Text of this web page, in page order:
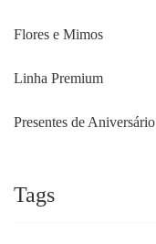
Flores e Mimos
Linha Premium
Presentes de Aniversário
Tags